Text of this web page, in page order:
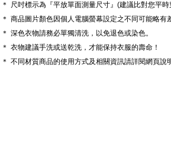
＊ 尺吋標示為『平放單面測量尺寸』(建議比對您平
＊ 商品圖片顏色因個人電腦螢幕設定之不同可能略有
＊ 深色衣物請務必單獨清洗，以免退色或染色。
＊ 衣物建議手洗或送乾洗，才能保持衣服的壽命！
＊ 不同材質商品的使用方式及相關資訊請詳閱網頁說